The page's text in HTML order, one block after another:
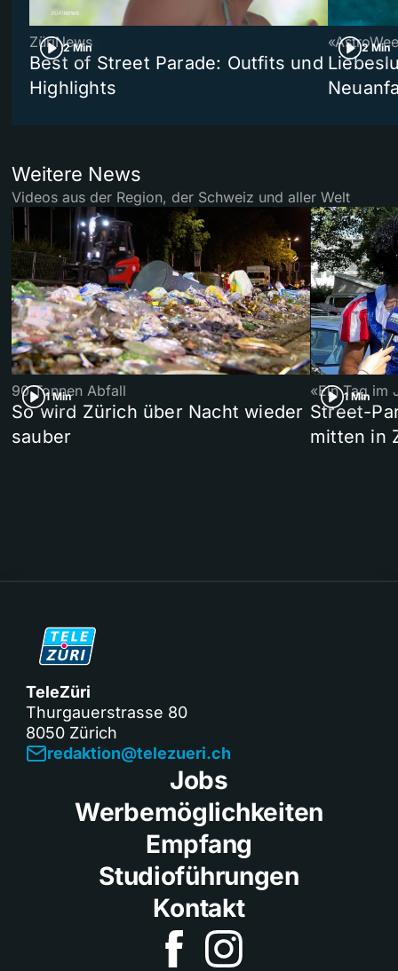
2 Min
ZüriNews
Best of Street Parade: Outfits und
Highlights
2 Min
Weitere News
Videos aus der Region, der Schweiz und aller Welt
1 Min
90 Tonnen Abfall
So wird Zürich über Nacht wieder
sauber
1 Min
«Ein Tag im
Street-
mitten in
TeleZüri
Thurgauerstrasse 80
8050 Zürich
redaktion@telezueri.ch
Jobs
Werbemöglichkeiten
Empfang
Studioführungen
Kontakt